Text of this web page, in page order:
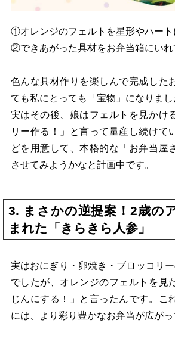
①オレンジのフェルトを星形やハート
②できあがった具材をお弁当箱にいれ
色んな具材作りを楽しんで完成した
ても私にとっても「宝物」になりまし
実はその後、娘はフェルトを見かけ
リー作る！」と言って量産し続けて
どを用意して、本格的な「お弁当屋
させてみようかなと計画中です。
3. まさかの逆提案！2歳の
まれた「きらきら人参」
実はおにぎり・卵焼き・ブロッコリ
でしたが、オレンジのフェルトを見
じんにする！」と言ったんです。こ
には、より彩り豊かなお弁当が広がっ